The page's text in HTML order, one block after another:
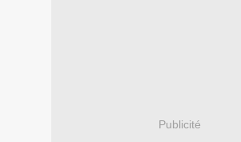
Publicité